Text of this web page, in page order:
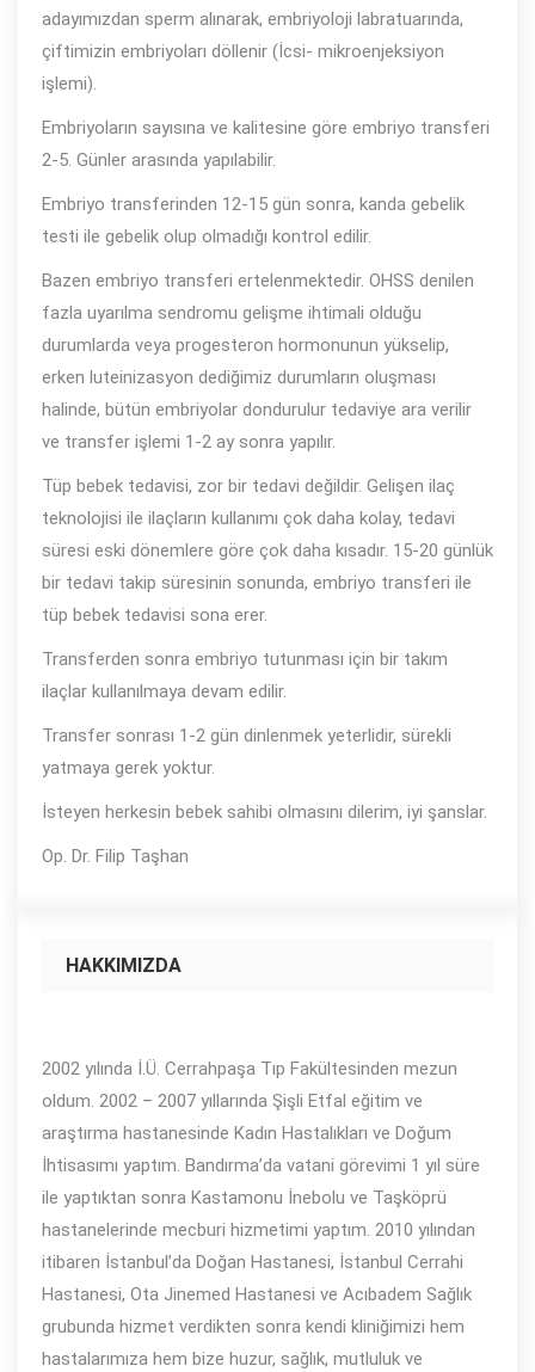
adayımızdan sperm alınarak, embriyoloji labratuarında,
çiftimizin embriyoları döllenir (İcsi- mikroenjeksiyon
işlemi).
Embriyoların sayısına ve kalitesine göre embriyo transferi
2-5. Günler arasında yapılabilir.
Embriyo transferinden 12-15 gün sonra, kanda gebelik
testi ile gebelik olup olmadığı kontrol edilir.
Bazen embriyo transferi ertelenmektedir. OHSS denilen
fazla uyarılma sendromu gelişme ihtimali olduğu
durumlarda veya progesteron hormonunun yükselip,
erken luteinizasyon dediğimiz durumların oluşması
halinde, bütün embriyolar dondurulur tedaviye ara verilir
ve transfer işlemi 1-2 ay sonra yapılır.
Tüp bebek tedavisi, zor bir tedavi değildir. Gelişen ilaç
teknolojisi ile ilaçların kullanımı çok daha kolay, tedavi
süresi eski dönemlere göre çok daha kısadır. 15-20 günlük
bir tedavi takip süresinin sonunda, embriyo transferi ile
tüp bebek tedavisi sona erer.
Transferden sonra embriyo tutunması için bir takım
ilaçlar kullanılmaya devam edilir.
Transfer sonrası 1-2 gün dinlenmek yeterlidir, sürekli
yatmaya gerek yoktur.
İsteyen herkesin bebek sahibi olmasını dilerim, iyi şanslar.
Op. Dr. Filip Taşhan
HAKKIMIZDA
2002 yılında İ.Ü. Cerrahpaşa Tıp Fakültesinden mezun
oldum. 2002 – 2007 yıllarında Şişli Etfal eğitim ve
araştırma hastanesinde Kadın Hastalıkları ve Doğum
İhtisasımı yaptım. Bandırma’da vatani görevimi 1 yıl süre
ile yaptıktan sonra Kastamonu İnebolu ve Taşköprü
hastanelerinde mecburi hizmetimi yaptım. 2010 yılından
itibaren İstanbul’da Doğan Hastanesi, İstanbul Cerrahi
Hastanesi, Ota Jinemed Hastanesi ve Acıbadem Sağlık
grubunda hizmet verdikten sonra kendi kliniğimizi hem
hastalarımıza hem bize huzur, sağlık, mutluluk ve